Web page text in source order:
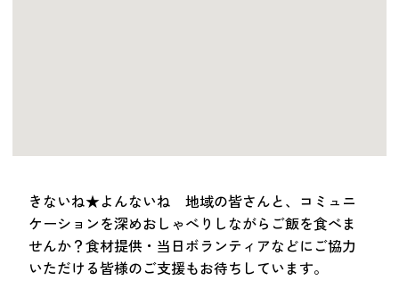
新着情報 音声読み上げ お問い合わせ
資料・動画
きないね★よんないね 地域の皆さんと、コミュニ
ケーションを深めおしゃべりしながらご飯を食べま
せんか？食材提供・当日ボランティアなどにご協力
いただける皆様のご支援もお待ちしています。